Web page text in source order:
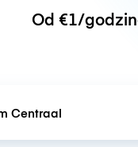
Od €1/